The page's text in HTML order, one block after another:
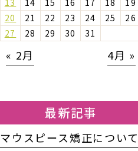
13
14 15 16 17 18
19
20
21 22 23 24 25
26
27
28 29 30 31
« 2月 4月 »
最新記事
マウスピース矯正について